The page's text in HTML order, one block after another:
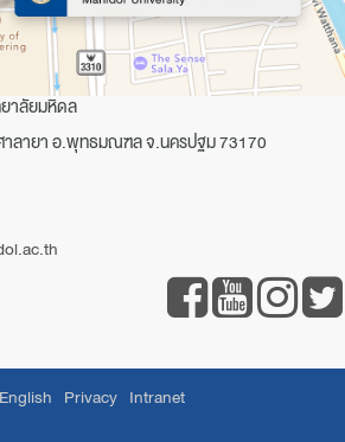
าลัยมหิดล
ลายา อ.พุทธมณฑล จ.นครปฐม 73170
English Privacy Intranet